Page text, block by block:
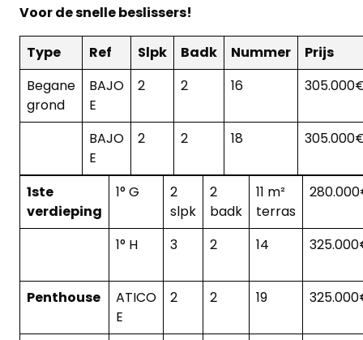
Voor de snelle beslissers!
Type Ref Slpk Badk Nummer
Prijs
Begane
grond
BAJO
E
2 2 16
BAJO
E
2 2 18
1ste
verdieping
1° G
2
slpk
2
badk
11 m²
terras
1° H 3 2 14
Penthouse
ATICO
E
2 2 19